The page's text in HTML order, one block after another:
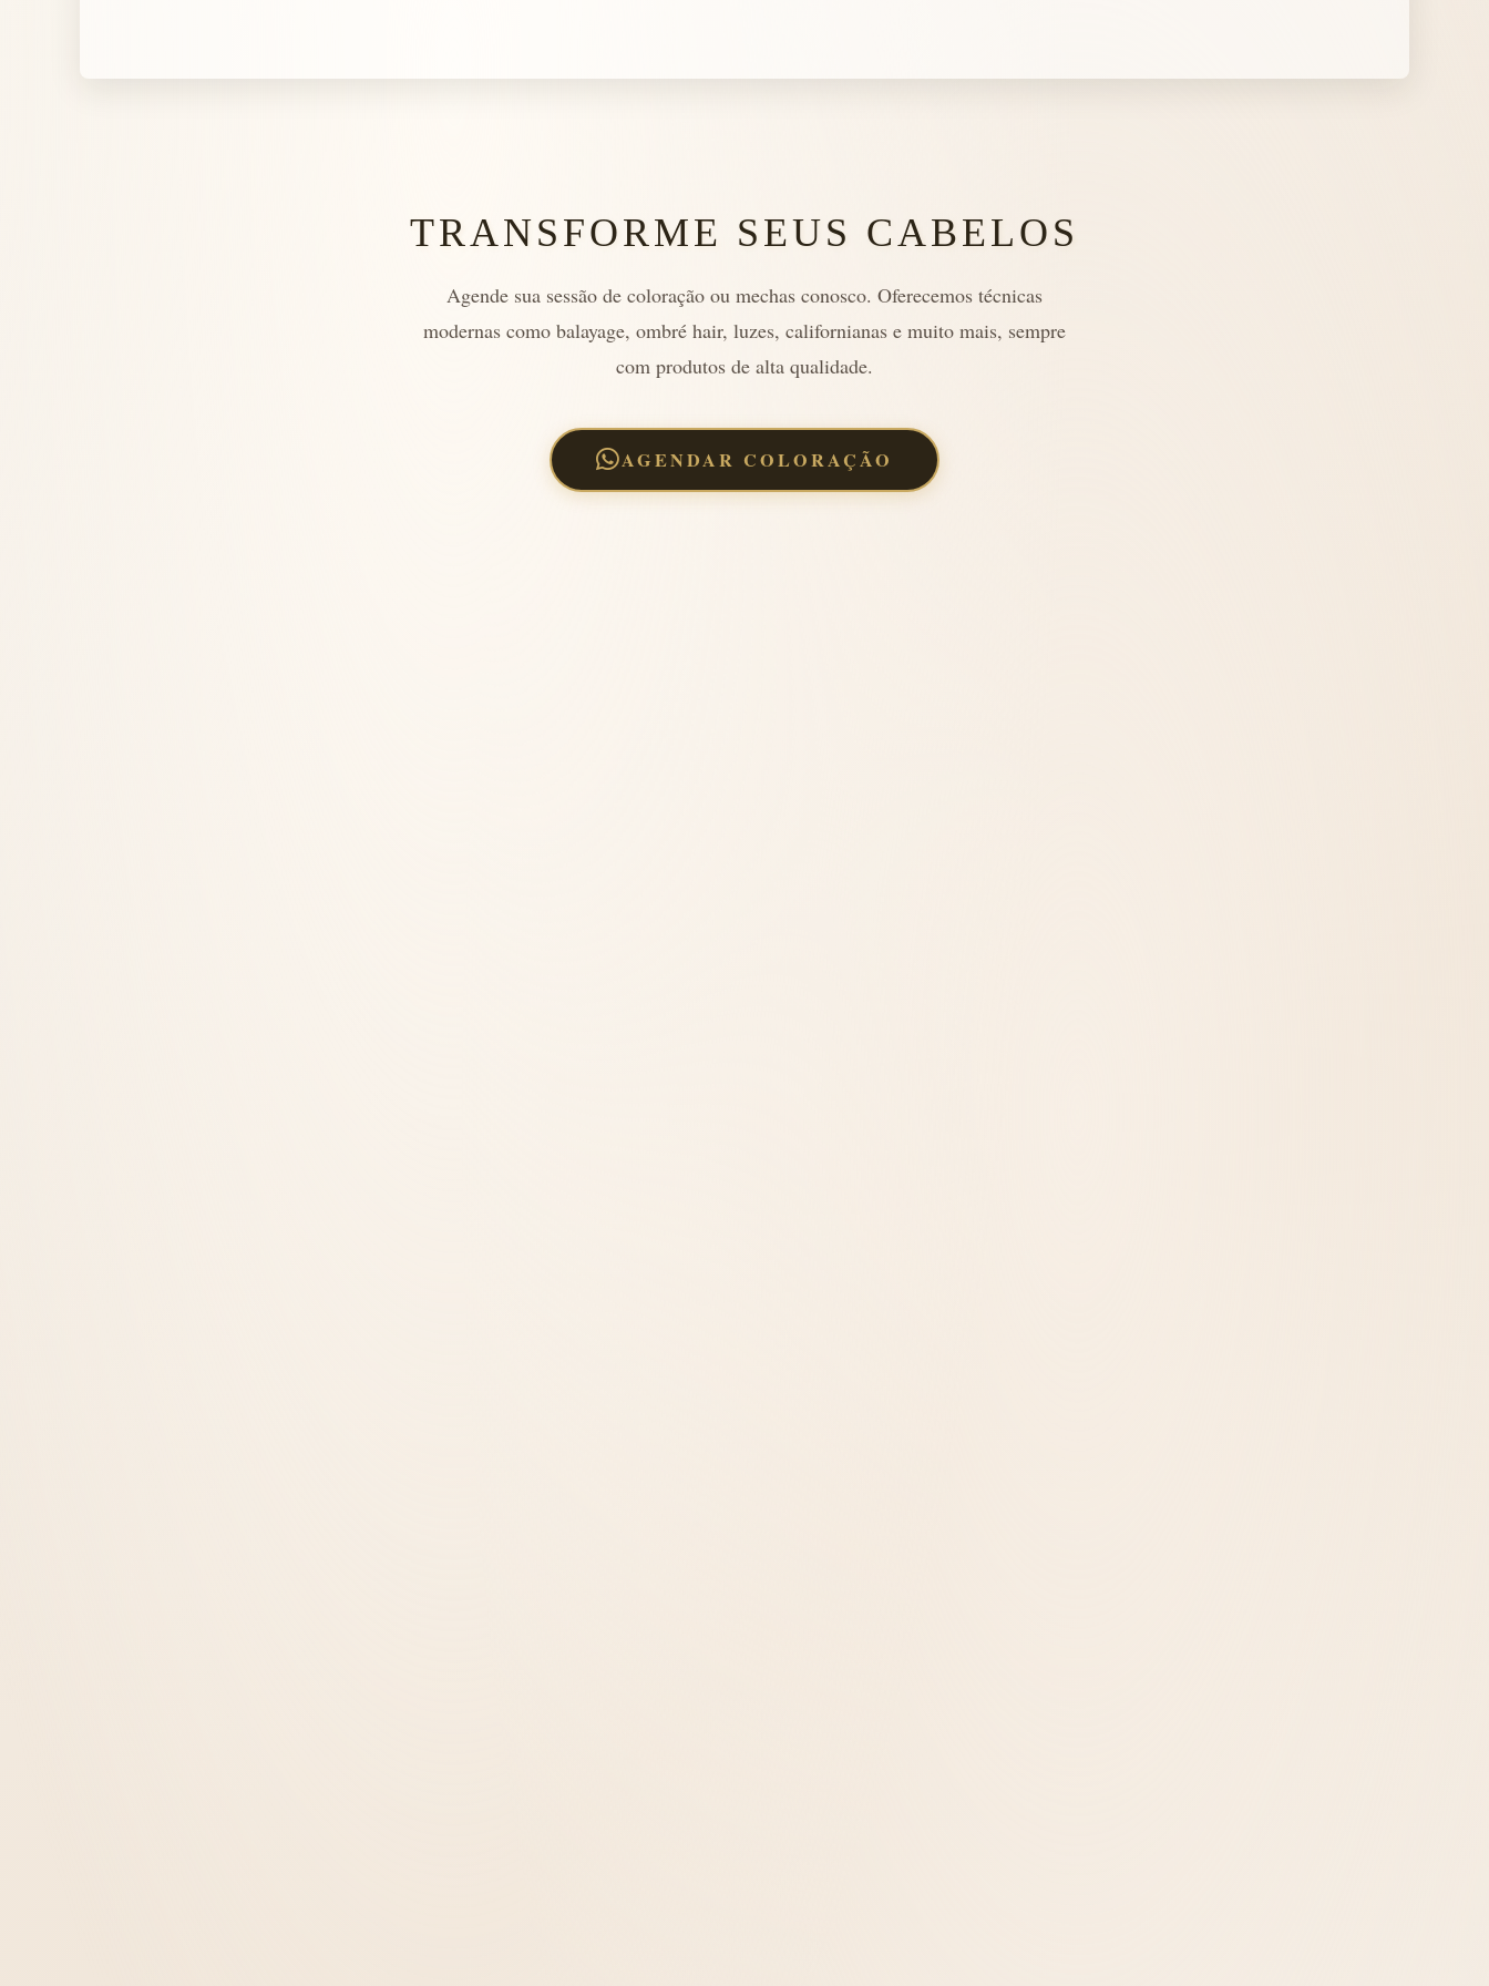
TRANSFORME SEUS CABELOS
Agende sua sessão de coloração ou mechas conosco. Oferecemos técnicas
modernas como balayage, ombré hair, luzes, californianas e muito mais, sempre
com produtos de alta qualidade.
AGENDAR COLORAÇÃO